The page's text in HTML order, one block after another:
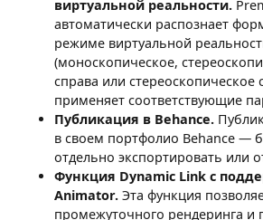
виртуальной реальности.
автоматически распознает
режиме виртуальной
(моноскопическое,
справа или стереоскопическое
применяет соответствующие
Публикация в Behance.
в своем портфолио Behance —
отдельно экспортировать или
Функция Dynamic Link с
Animator. Эта функция
промежуточного рендеринга и